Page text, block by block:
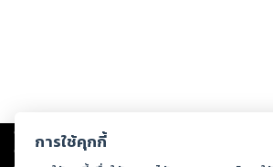
Copyright © 2026
ต่อผลงานหรือเนื้อหาใดที่อัปโหลดผ่านเว็บไซต์และปราก
การใช้คุกกี้